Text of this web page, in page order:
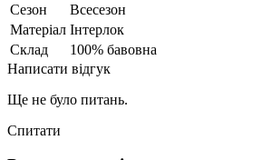
Сезон
Всесезон
Матеріал Інтерлок
Склад
100% бавовна
Написати відгук
Ще не було питань.
Спитати